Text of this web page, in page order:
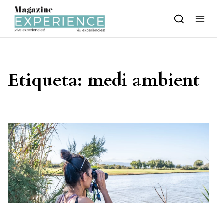
Skip to content
Etiqueta: medi ambient